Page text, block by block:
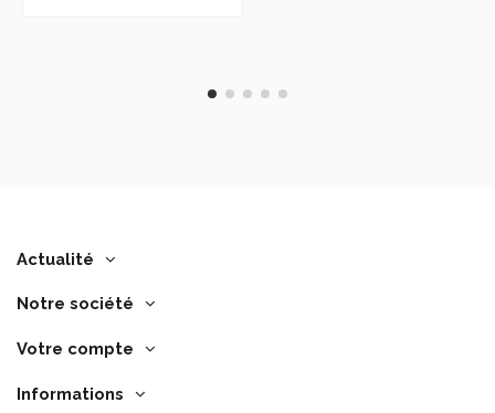
Actualité
Notre société
Votre compte
Informations